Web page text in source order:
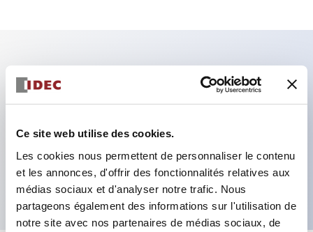
Ce site web utilise des cookies.
Les cookies nous permettent de personnaliser le contenu
et les annonces, d'offrir des fonctionnalités relatives aux
médias sociaux et d'analyser notre trafic. Nous
partageons également des informations sur l'utilisation de
notre site avec nos partenaires de médias sociaux, de
Caractéristiques clés
Le commutateur sélecteur avec clé adopte une
structure à goupille à cylindre haute sécurité
La structure de protection est IP65 (IEC60529)